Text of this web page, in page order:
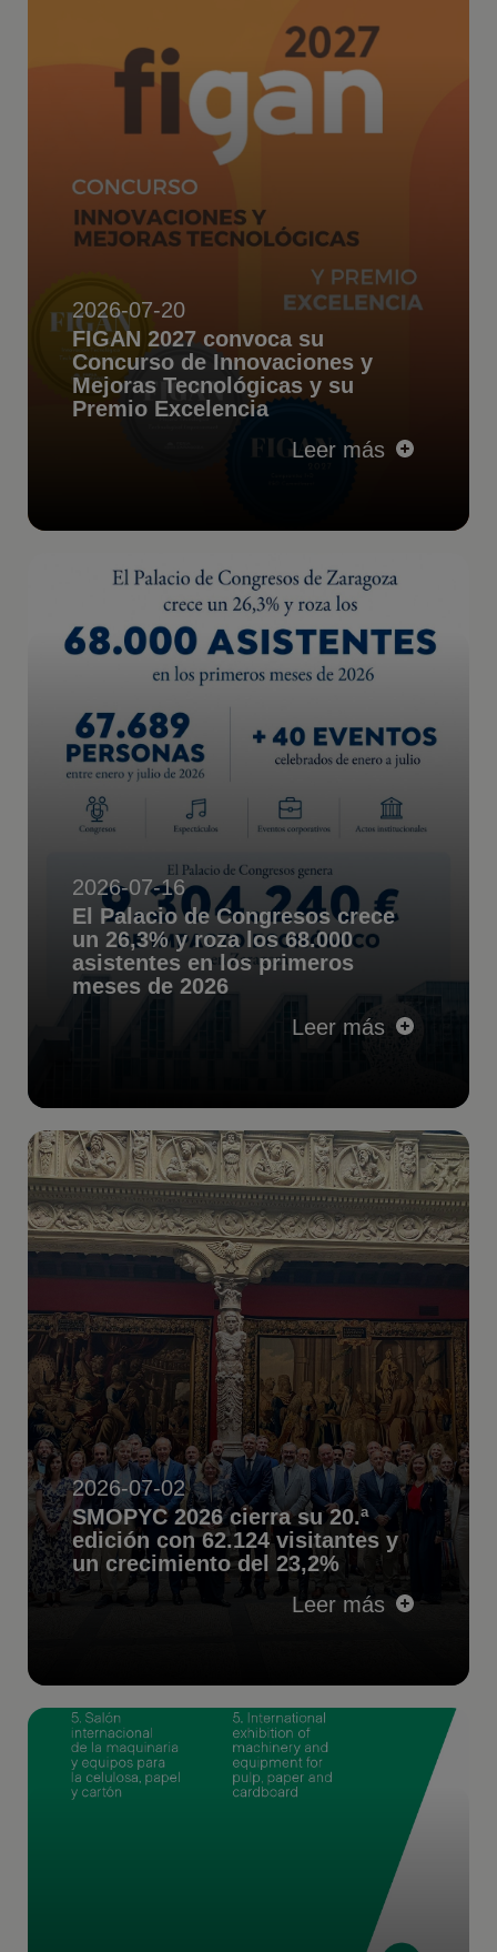
2026-07-20
FIGAN 2027 convoca su
Concurso de Innovaciones y
Mejoras Tecnológicas y su
Premio Excelencia
Leer más
2026-07-16
El Palacio de Congresos crece
un 26,3% y roza los 68.000
asistentes en los primeros
meses de 2026
Leer más
2026-07-02
SMOPYC 2026 cierra su 20.ª
edición con 62.124 visitantes y
un crecimiento del 23,2%
Leer más